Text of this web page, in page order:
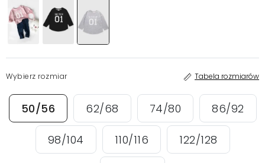
Wybierz rozmiar Tabela rozmiarów
50/56 62/68 74/80 86/92
98/104 110/116 122/128